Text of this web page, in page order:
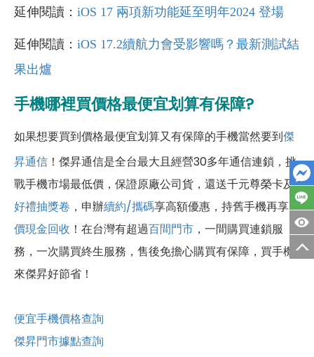
延伸閱讀： iOS 17 兩項新功能延至明年2024 登場
延伸閱讀： iOS 17.2續航力會受影響嗎？最新測試結
果出爐
手機哪裡買價格最便宜划算有保障?
如果想要買到價格最便宜划算又有保障的手機當然要到傑
昇通信 ！傑昇通信是全台最大且經營30多年通信連鎖，挑
戰手機市場最低價，保證原廠公司貨，還送千元尊榮卡及
好禮抽獎卷 ，申辦續約/攜碼享高額優惠，持舊手機再享高
價現金回收 ！ 在台灣有超過百間門市 ，一間購買連鎖服
務，一次購買終生服務，售後免擔心購買有保障，買手機
來傑昇好節省！
便宜手機價格查詢
傑昇門市據點查詢